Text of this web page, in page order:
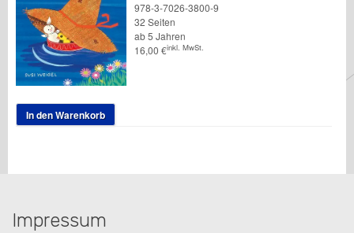
978-3-7026-3800-9
32 Seiten
ab 5 Jahren
16,00 €inkl. MwSt.
In den Warenkorb
Impressum